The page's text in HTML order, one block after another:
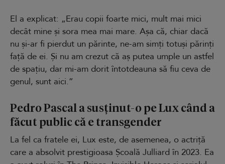
El a explicat: „Erau copii foarte mici, mult mai mici
decât mine și sora mea mai mare. Așa că, chiar dacă
nu și-ar fi pierdut un părinte, ne-am simți totuși părinți
față de ei. Și nu am crezut că aș putea umple un astfel
de spațiu, dar mi-am dorit întotdeauna să fiu ceva de
genul, sunt aici.”
Pedro Pascal a susținut-o pe Lux când a
făcut public că e transgender
La fel ca fratele ei, Lux este, de asemenea, o actriță
care a absolvit prestigioasa Școală Julliard în 2023. Ea